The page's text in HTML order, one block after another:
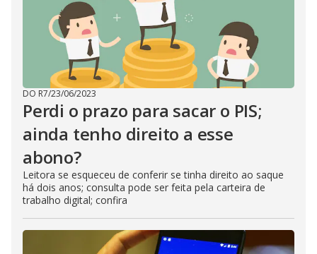
DO R7/23/06/2023
Perdi o prazo para sacar o PIS;
ainda tenho direito a esse
abono?
Leitora se esqueceu de conferir se tinha direito ao saque
há dois anos; consulta pode ser feita pela carteira de
trabalho digital; confira